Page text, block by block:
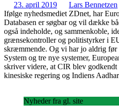
23. april 2019
Lars Bennetzen
Ifølge nyhedsmediet ZDnet, har
Databasen er søgbar og vil dække
også indeholde, og sammenkoble,
grænsekontroller og politistyrker i
skræmmende. Og vi har jo aldrig
System og tre nye systemer,
skriver videre, at CIR blev godkendt
kinesiske regering og Indiens
Nyheder fra gl. site